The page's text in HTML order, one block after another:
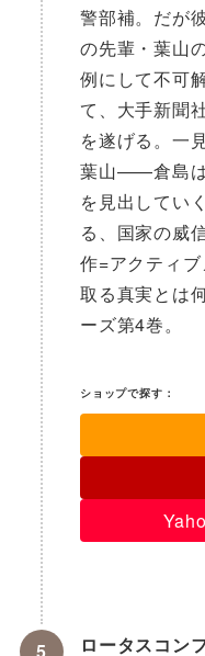
警部補。だが
の先輩・葉山
例にして不可
て、大手新聞
を遂げる。一
葉山——倉島は
を見出してい
る、国家の威
作=アクティ
取る真実とは
ーズ第4巻。
ショップで探す：
ロータスコン